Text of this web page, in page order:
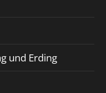
und Erding